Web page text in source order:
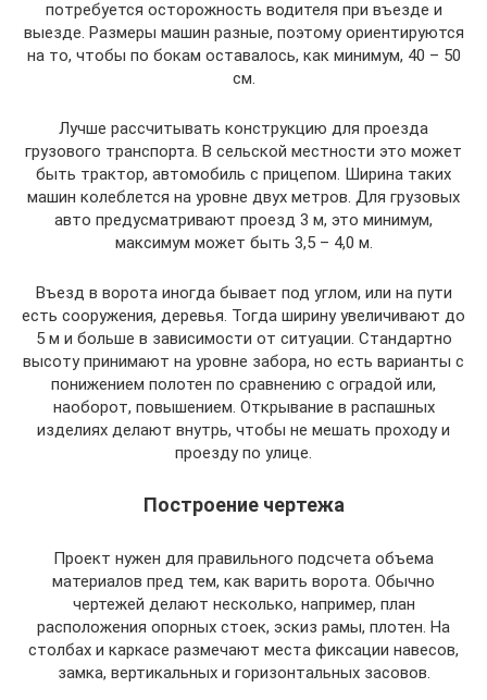
потребуется осторожность водителя при въезде и
выезде. Размеры машин разные, поэтому ориентируются
на то, чтобы по бокам оставалось, как минимум, 40 – 50
см.
Лучше рассчитывать конструкцию для проезда
грузового транспорта. В сельской местности это может
быть трактор, автомобиль с прицепом. Ширина таких
машин колеблется на уровне двух метров. Для грузовых
авто предусматривают проезд 3 м, это минимум,
максимум может быть 3,5 – 4,0 м.
Въезд в ворота иногда бывает под углом, или на пути
есть сооружения, деревья. Тогда ширину увеличивают до
5 м и больше в зависимости от ситуации. Стандартно
высоту принимают на уровне забора, но есть варианты с
понижением полотен по сравнению с оградой или,
наоборот, повышением. Открывание в распашных
изделиях делают внутрь, чтобы не мешать проходу и
проезду по улице.
Построение чертежа
Проект нужен для правильного подсчета объема
материалов пред тем, как варить ворота. Обычно
чертежей делают несколько, например, план
расположения опорных стоек, эскиз рамы, плотен. На
столбах и каркасе размечают места фиксации навесов,
замка, вертикальных и горизонтальных засовов.